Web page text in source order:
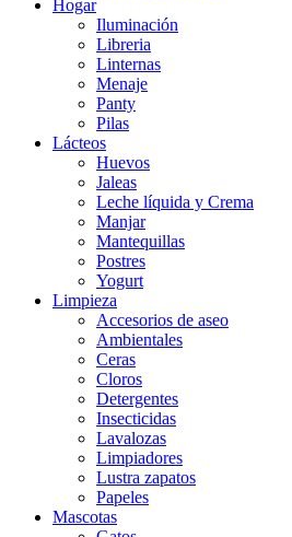
Hogar
Iluminación
Libreria
Linternas
Menaje
Panty
Pilas
Lácteos
Huevos
Jaleas
Leche líquida y Crema
Manjar
Mantequillas
Postres
Yogurt
Limpieza
Accesorios de aseo
Ambientales
Ceras
Cloros
Detergentes
Insecticidas
Lavalozas
Limpiadores
Lustra zapatos
Papeles
Mascotas